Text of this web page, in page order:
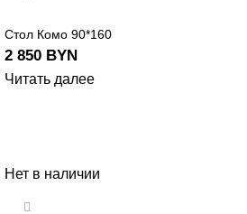
Стол Комо 90*160
2 850 BYN
Читать далее
Нет в наличии